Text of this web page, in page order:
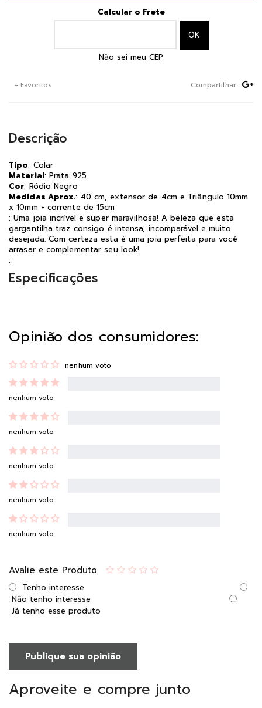
Calcular o Frete
Não sei meu CEP
+ Favoritos Compartilhar
Descrição
Tipo: Colar
Material: Prata 925
Cor: Ródio Negro
Medidas Aprox.: 40 cm, extensor de 4cm e Triângulo 10mm
x 10mm + corrente de 15cm
: Uma joia incrível e super maravilhosa! A beleza que esta
gargantilha traz consigo é intensa, incomparável e muito
desejada. Com certeza esta é uma joia perfeita para você
arrasar e complementar seu look!
:
Especificações
Opinião dos consumidores:
nenhum voto
nenhum voto
nenhum voto
nenhum voto
nenhum voto
nenhum voto
Avalie este Produto
Tenho interesse
Não tenho interesse
Já tenho esse produto
Publique sua opinião
Aproveite e compre junto